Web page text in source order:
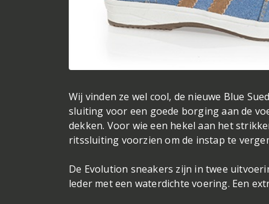
Wij vinden ze wel cool, de nieuwe Blue
sluiting voor een goede borging aan de
dekken. Voor wie een hekel aan het
ritssluiting voorzien om de instap te
De Evolution sneakers zijn in twee
leder met een waterdichte voering. Een